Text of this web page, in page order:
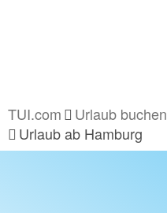
TUI.com Urlaub buchen
Urlaub ab Hamburg